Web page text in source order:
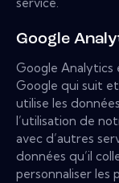
Google
Google Analytics
Google qui suit
utilise les
l’utilisation de
avec d’autres
données qu’il
personnaliser les